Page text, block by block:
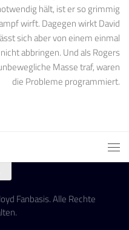
hält, ist er so grimmig
wirft. Dagegen wirkt David
sich aber von einem einmal
abbringen. Und als Rogers
Masse traf, waren
die Probleme programmiert.
Fanbasis. Alle Rechte